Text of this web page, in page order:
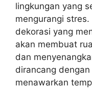
lingkungan yang
mengurangi
dekorasi yang
akan membuat
dan
dirancang
menawarkan